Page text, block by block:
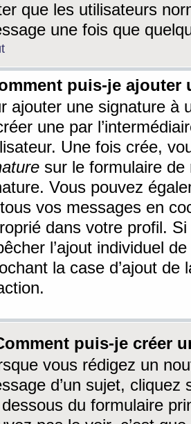
que les utilisateurs
une fois que
puis-je ajouter
ajouter une signature à
une par
Une fois crée,
sur le formulaire de
Vous pouvez
vos messages en
dans votre profil.
l’ajout individuel
la case d’ajout
puis-je créer
vous rédigez un
d’un sujet, cliquez
du formulaire